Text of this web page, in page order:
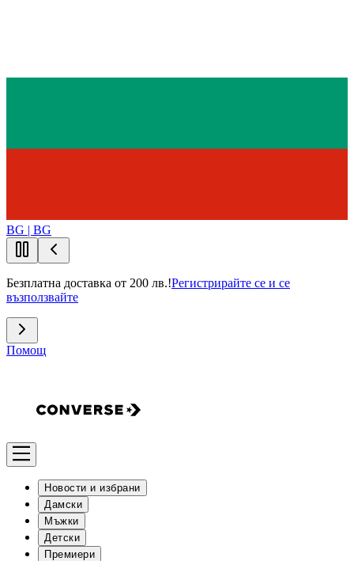
BG | BG
Безплатна доставка от 200 лв.!Регистрирайте се и се
възползвайте
Помощ
Новости и избрани
Дамски
Мъжки
Детски
Премиери